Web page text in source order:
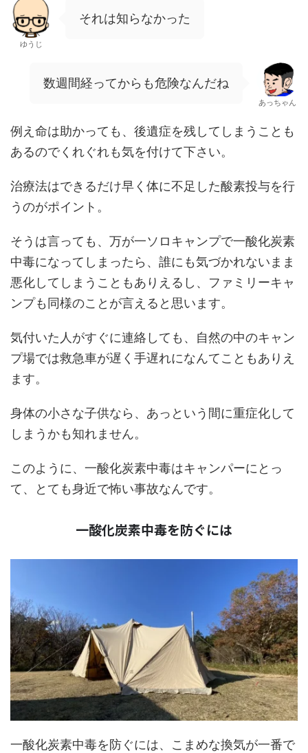
ゆうじ
それは知らなかった
数週間経ってからも危険なんだね
あっちゃん
例え命は助かっても、後遺症を残してしまうことも
あるのでくれぐれも気を付けて下さい。
治療法はできるだけ早く体に不足した酸素投与を行
うのがポイント。
そうは言っても、万が一ソロキャンプで一酸化炭素
中毒になってしまったら、誰にも気づかれないまま
悪化してしまうこともありえるし、ファミリーキャ
ンプも同様のことが言えると思います。
気付いた人がすぐに連絡しても、自然の中のキャン
プ場では救急車が遅く手遅れになんてこともありえ
ます。
身体の小さな子供なら、あっという間に重症化して
しまうかも知れません。
このように、一酸化炭素中毒はキャンパーにとっ
て、とても身近で怖い事故なんです。
一酸化炭素中毒を防ぐには
一酸化炭素中毒を防ぐには、こまめな換気が一番で